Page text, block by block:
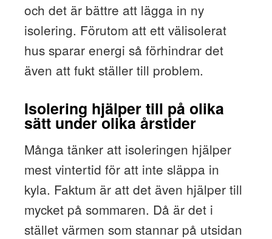
och det är bättre att lägga in ny
isolering. Förutom att ett välisolerat
hus sparar energi så förhindrar det
även att fukt ställer till problem.
Isolering hjälper till på olika
sätt under olika årstider
Många tänker att isoleringen hjälper
mest vintertid för att inte släppa in
kyla. Faktum är att det även hjälper till
mycket på sommaren. Då är det i
stället värmen som stannar på utsidan